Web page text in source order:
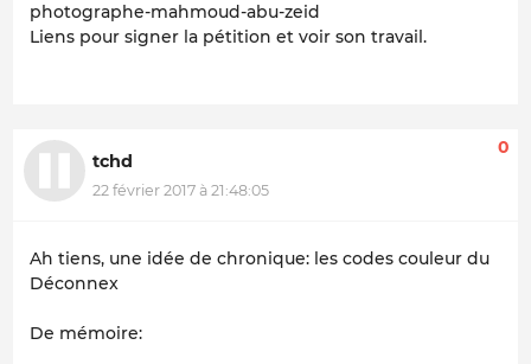
photographe-mahmoud-abu-zeid
Liens pour signer la pétition et voir son travail.
tchd
22 février 2017 à 21:48:05
0
Ah tiens, une idée de chronique: les codes couleur du
Déconnex
De mémoire: